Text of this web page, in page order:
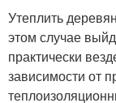
Утеплить
этом случае
практически
зависимости от